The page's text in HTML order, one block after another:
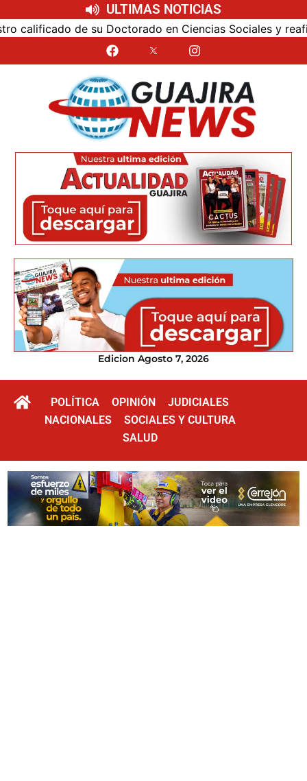
ULTIMAS NOTICIAS
de su Doctorado en Ciencias Sociales y reafirmó
Edicion Agosto 7, 2026
POLÍTICA OPINIÓN
JUDICIALES
NACIONALES
SOCIALES Y CULTURA
SALUD